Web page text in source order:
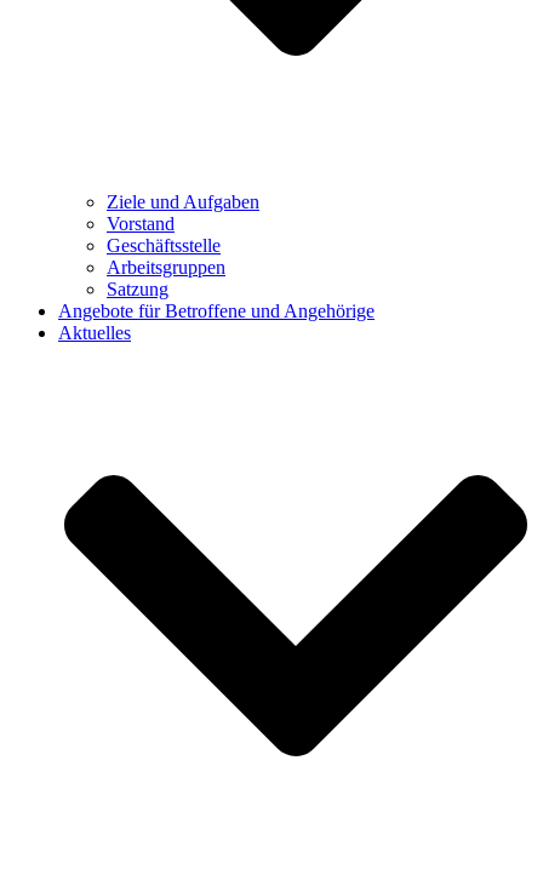
Ziele und Aufgaben
Vorstand
Geschäftsstelle
Arbeitsgruppen
Satzung
Angebote für Betroffene und Angehörige
Aktuelles